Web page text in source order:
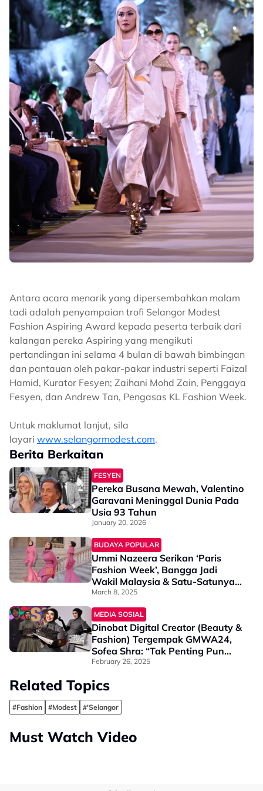
Antara acara menarik yang dipersembahkan malam
tadi adalah penyampaian trofi Selangor Modest
Fashion Aspiring Award kepada peserta terbaik dari
kalangan pereka Aspiring yang mengikuti
pertandingan ini selama 4 bulan di bawah bimbingan
dan pantauan oleh pakar-pakar industri seperti Faizal
Hamid, Kurator Fesyen; Zaihani Mohd Zain, Penggaya
Fesyen, dan Andrew Tan, Pengasas KL Fashion Week.
Untuk maklumat lanjut, sila
layari www.selangormodest.com.
Berita Berkaitan
FESYEN
Pereka Busana Mewah, Valentino
Garavani Meninggal Dunia Pada
Usia 93 Tahun
January 20, 2026
BUDAYA POPULAR
Ummi Nazeera Serikan ‘Paris
Fashion Week’, Bangga Jadi
Wakil Malaysia & Satu-Satunya
Wanita Berhijab Yang Hadir
March 8, 2025
MEDIA SOSIAL
Dinobat Digital Creator (Beauty &
Fashion) Tergempak GMWA24,
Sofea Shra: “Tak Penting Pun
Menang Tapi…”
February 26, 2025
Related Topics
#Fashion #Modest #'Selangor
Must Watch Video